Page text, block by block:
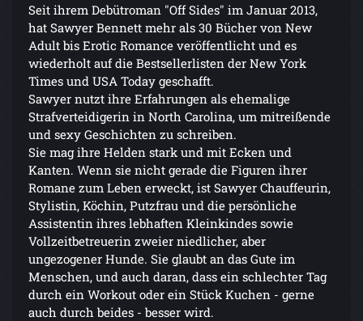
Seit ihrem Debütroman "Off Sides" im Januar 2013,
hat Sawyer Bennett mehr als 30 Bücher von New
Adult bis Erotic Romance veröffentlicht und es
wiederholt auf die Bestsellerlisten der New York
Times und USA Today geschafft.
Sawyer nutzt ihre Erfahrungen als ehemalige
Strafverteidigerin in North Carolina, um mitreißende
und sexy Geschichten zu schreiben.
Sie mag ihre Helden stark und mit Ecken und
Kanten. Wenn sie nicht gerade die Figuren ihrer
Romane zum Leben erweckt, ist Sawyer Chauffeurin,
Stylistin, Köchin, Putzfrau und die persönliche
Assistentin ihres lebhaften Kleinkindes sowie
Vollzeitbetreuerin zweier niedlicher, aber
ungezogener Hunde. Sie glaubt an das Gute im
Menschen, und auch daran, dass ein schlechter Tag
durch ein Workout oder ein Stück Kuchen - gerne
auch durch beides - besser wird.